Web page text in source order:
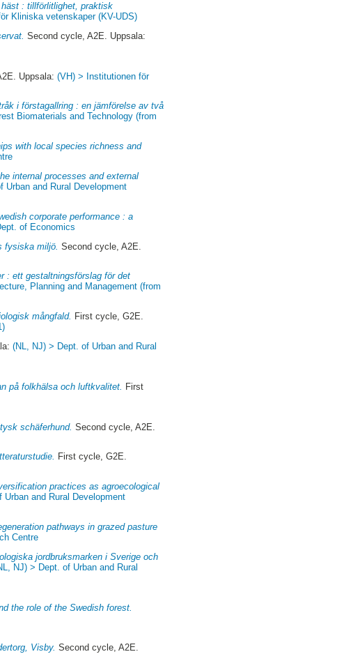
: tillförlitlighet, praktisk
Kliniska vetenskaper (KV-UDS)
Second cycle, A2E. Uppsala:
Uppsala:(VH) > Institutionen för
i förstagallring : en jämförelse av två
Biomaterials and Technology (from
with local species richness and
internal processes and external
Urban and Rural Development
corporate performance : a
of Economics
fysiska miljö. Second cycle, A2E.
: ett gestaltningsförslag för det
Planning and Management (from
mångfald. First cycle, G2E.
(NL, NJ) > Dept. of Urban and Rural
på folkhälsa och luftkvalitet.
First
schäferhund. Second cycle, A2E.
First cycle, G2E.
practices as agroecological
Urban and Rural Development
pathways in grazed pasture
Centre
jordbruksmarken i Sverige och
NJ) > Dept. of Urban and Rural
the role of the Swedish forest.
Visby. Second cycle, A2E.